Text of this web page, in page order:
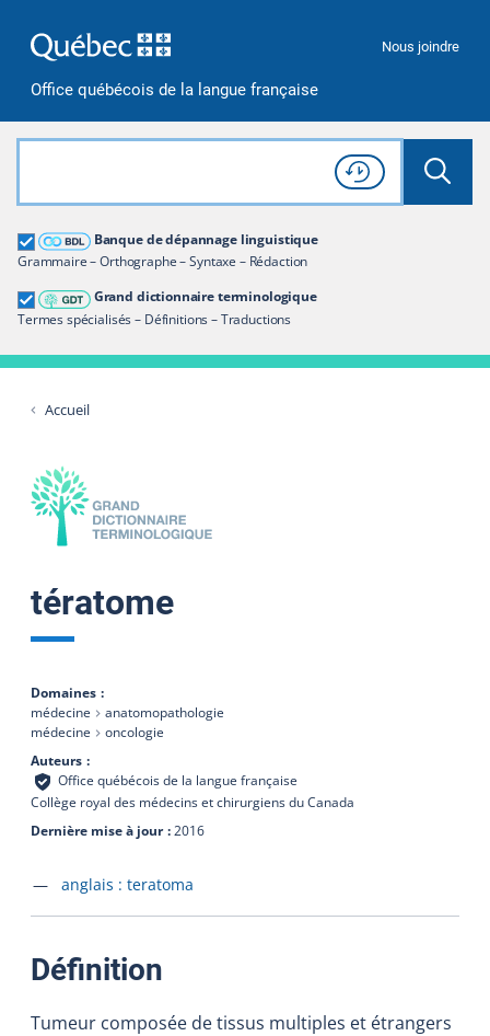
Office québécois de la langue française
Nous joindre
Rechercher dans tout le site
Lancer
Consulter l'
Historique
de recherche
Banque de dépannage linguistique
Grammaire – Orthographe – Syntaxe – Rédaction
Grand dictionnaire terminologique
Termes spécialisés – Définitions – Traductions
Grand dictionnaire terminologique
Restreindre aux termes
Accueil
tératome
Domaines
médecine
anatomopathologie
médecine
oncologie
Auteurs
Office québécois de la langue française
Collège royal des médecins et chirurgiens du Canada
Dernière mise à jour 2016
Accéder à la fiche en
anglais : teratoma
Définition
Tumeur composée de tissus multiples et étrangers